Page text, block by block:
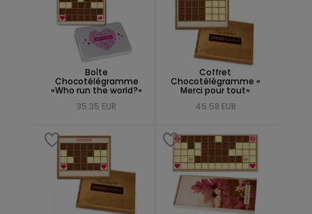
Boîte
Chocotélégramme
«Who run the world?»
35.35 EUR
Coffret
Chocotélégramme «
Merci pour tout»
46.58 EUR